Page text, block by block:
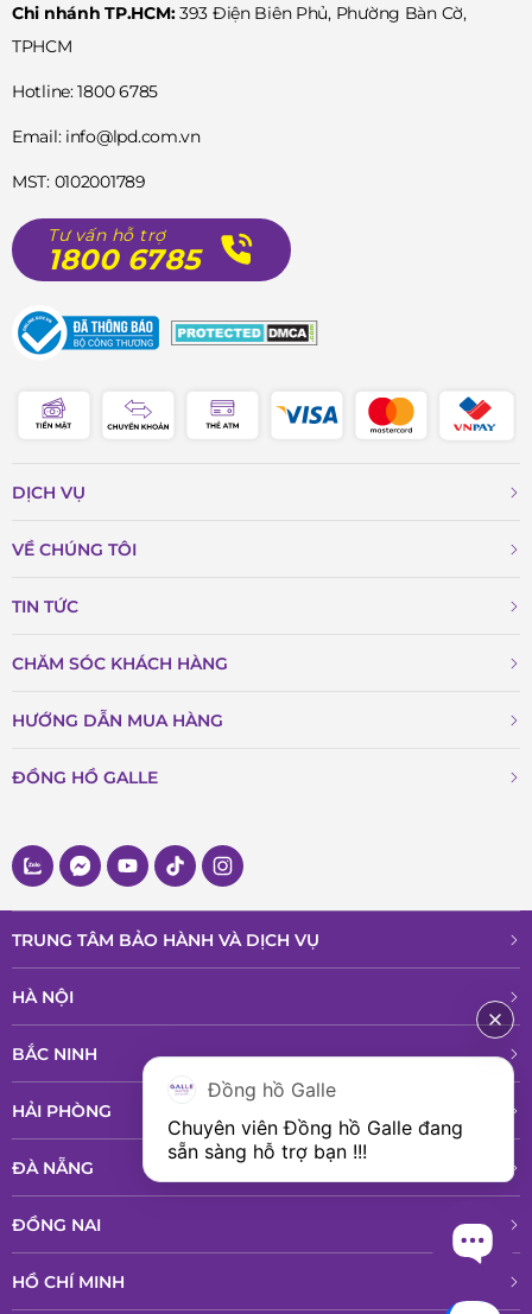
Chi nhánh TP.HCM:393 Điện Biên Phủ, Phường Bàn Cờ,
TPHCM
Hotline: 1800 6785
Email: info@lpd.com.vn
MST: 0102001789
Tư vấn hỗ trợ
1800 6785
DỊCH VỤ
VỀ CHÚNG TÔI
TIN TỨC
CHĂM SÓC KHÁCH HÀNG
HƯỚNG DẪN MUA HÀNG
ĐỒNG HỒ GALLE
TRUNG TÂM BẢO HÀNH VÀ DỊCH VỤ
HÀ NỘI
BẮC NINH
HẢI PHÒNG
ĐÀ NẴNG
ĐỒNG NAI
HỒ CHÍ MINH
Đồng hồ Galle
Chuyên viên Đồng hồ Galle đang
sẵn sàng hỗ trợ bạn !!!